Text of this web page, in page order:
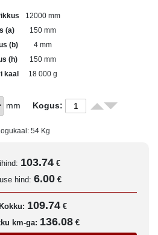
12000 mm
(a)
150 mm
(b)
4 mm
(h)
150 mm
kaal
18 000 g
mm Kogus:
54 Kg
103.74 €
hind: 6.00 €
109.74 €
km-ga: 136.08 €